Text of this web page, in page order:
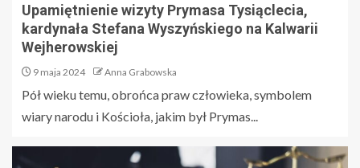
Upamiętnienie wizyty Prymasa Tysiąclecia,
kardynała Stefana Wyszyńskiego na Kalwarii
Wejherowskiej
9 maja 2024 Anna Grabowska
Pół wieku temu, obrońca praw człowieka, symbolem
wiary narodu i Kościoła, jakim był Prymas...